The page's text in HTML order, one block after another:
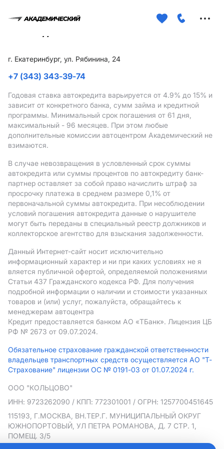
г. Екатеринбург, ул. Рябинина, 24
+7 (343) 343-39-74
Годовая ставка автокредита варьируется от 4.9% до 15% и
зависит от конкретного банка, сумм займа и кредитной
программы. Минимальный срок погашения от 61 дня,
максимальный - 96 месяцев. При этом любые
дополнительные комиссии автоцентром Академический не
взимаются.
В случае невозвращения в условленный срок суммы
автокредита или суммы процентов по автокредиту банк-
партнер оставляет за собой право начислить штраф за
просрочку платежа в среднем размере 0,1% от
первоначальной суммы автокредита. При несоблюдении
условий погашения автокредита данные о нарушителе
могут быть переданы в специальный реестр должников и
коллекторское агентство для взыскания задолженности.
Данный Интернет-сайт носит исключительно
информационный характер и ни при каких условиях не я
вляется публичной офертой, определяемой положениями
Статьи 437 Гражданского кодекса РФ. Для получения
подробной информации о наличии и стоимости указанных
товаров и (или) услуг, пожалуйста, обращайтесь к
менеджерам автоцентра
Кредит предоставляется банком АO «ТБанк». Лицензия ЦБ
РФ № 2673 от 09.07.2024.
Обязательное страхование гражданской ответственности
владельцев транспортных средств осуществляется АО "Т-
Страхование" лицензии ОС № 0191-03 от 01.07.2024 г.
ООО "КОЛЬЦОВО"
ИНН: 9723262090 / КПП: 772301001 / ОГРН: 1257700451645
115193, Г.МОСКВА, ВН.ТЕР.Г. МУНИЦИПАЛЬНЫЙ ОКРУГ
ЮЖНОПОРТОВЫЙ, УЛ ПЕТРА РОМАНОВА, Д. 7 СТР. 1,
ПОМЕЩ. 3/5